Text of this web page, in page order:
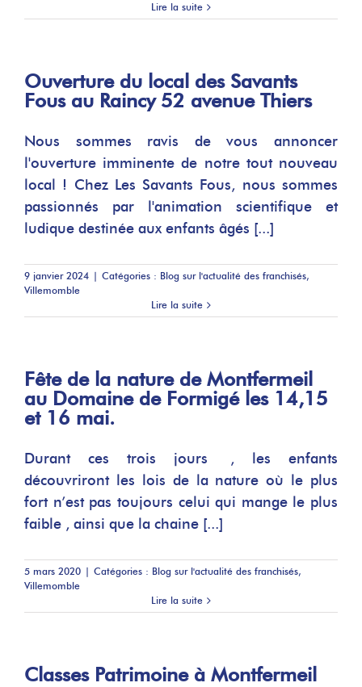
Lire la suite
Ouverture du local des Savants
Fous au Raincy 52 avenue Thiers
Nous sommes ravis de vous annoncer
l'ouverture imminente de notre tout nouveau
local ! Chez Les Savants Fous, nous sommes
passionnés par l'animation scientifique et
ludique destinée aux enfants âgés [...]
9 janvier 2024 | Catégories : Blog sur l'actualité des franchisés,
Villemomble
Lire la suite
Fête de la nature de Montfermeil
au Domaine de Formigé les 14,15
et 16 mai.
Durant ces trois jours , les enfants
découvriront les lois de la nature où le plus
fort n’est pas toujours celui qui mange le plus
faible , ainsi que la chaine [...]
5 mars 2020 | Catégories : Blog sur l'actualité des franchisés,
Villemomble
Lire la suite
Classes Patrimoine à Montfermeil